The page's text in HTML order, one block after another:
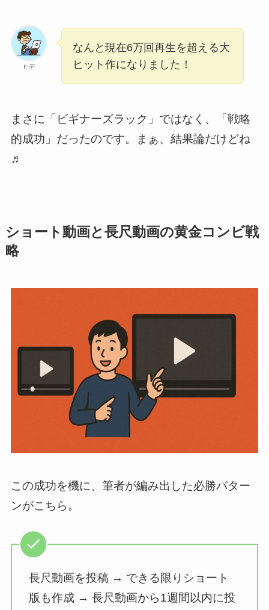
ヒデ
なんと現在6万回再生を超える大
ヒット作になりました！
まさに「ビギナーズラック」ではなく、「戦略
的成功」だったのです。まぁ、結果論だけどね
♬
ショート動画と長尺動画の黄金コンビ戦
略
この成功を機に、筆者が編み出した必勝パター
ンがこちら。
長尺動画を投稿 → できる限りショート
版も作成 → 長尺動画から1週間以内に投